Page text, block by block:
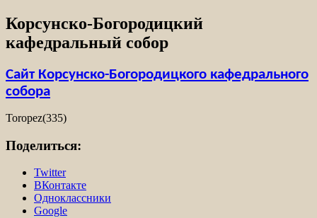
Корсунско-Богородицкий
кафедральный собор
Сайт Корсунско-Богородицкого кафедрального
собора
Toropez(335)
Поделиться:
Twitter
ВКонтакте
Одноклассники
Google